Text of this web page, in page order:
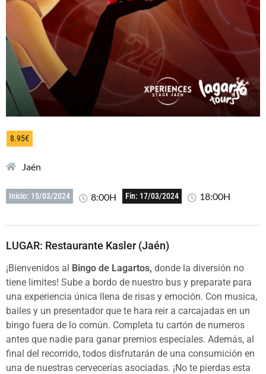
8.95€
Jaén
Inicio: 15/03/2024 8:00H Fin: 17/03/2024 18:00H
LUGAR: Restaurante Kasler (Jaén)
¡Bienvenidos al Bingo de Lagartos, donde la diversión no
tiene limites! Sube a bordo de nuestro bus y preparate para
una experiencia única llena de risas y emoción. Con musica,
bailes y un presentador que te hara reir a carcajadas en un
bingo fuera de lo común. Completa tu cartón de numeros
antes que nadie para ganar premios especiales. Además, al
final del recorrido, todos disfrutarán de una consumición en
una de nuestras cervecerías asociadas. ¡No te pierdas esta